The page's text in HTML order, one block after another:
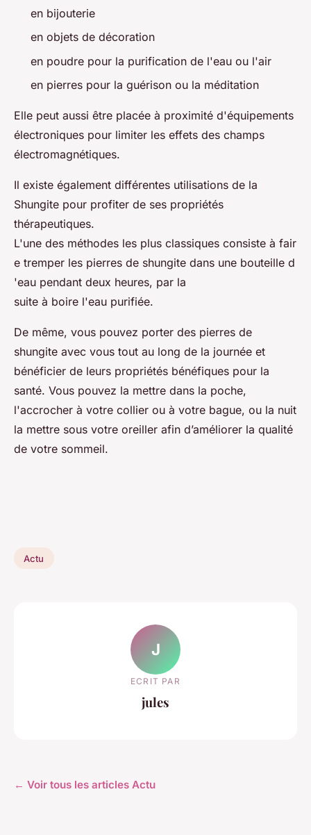
en bijouterie
en objets de décoration
en poudre pour la purification de l'eau ou l'air
en pierres pour la guérison ou la méditation
Elle peut aussi être placée à proximité d'équipements
électroniques pour limiter les effets des champs
électromagnétiques.
Il existe également différentes utilisations de la
Shungite pour profiter de ses propriétés
thérapeutiques.
L'une des méthodes les plus classiques consiste à fair
e tremper les pierres de shungite dans une bouteille d
'eau pendant deux heures, par la
suite à boire l'eau purifiée.
De même, vous pouvez porter des pierres de
shungite avec vous tout au long de la journée et
bénéficier de leurs propriétés bénéfiques pour la
santé. Vous pouvez la mettre dans la poche,
l'accrocher à votre collier ou à votre bague, ou la nuit
la mettre sous votre oreiller afin d’améliorer la qualité
de votre sommeil.
Actu
J
ECRIT PAR
jules
← Voir tous les articles Actu